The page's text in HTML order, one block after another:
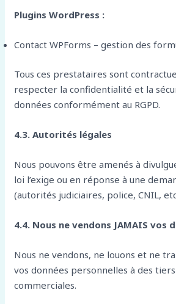
Plugins WordPress :
Contact WPForms – gestion des
Tous ces prestataires sont
respecter la confidentialité et la
données conformément au RGPD.
4.3. Autorités légales
Nous pouvons être amenés à
loi l’exige ou en réponse à une
(autorités judiciaires, police, CNIL,
4.4. Nous ne vendons JAMAIS vos
Nous ne vendons, ne louons et ne
vos données personnelles à des
commerciales.